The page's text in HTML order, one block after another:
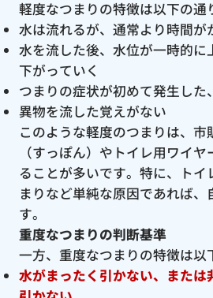
軽度なつまりの特徴は以下の通
水は流れるが、通常より時間が
水を流した後、水位が一時的に
下がっていく
つまりの症状が初めて発生した
異物を流した覚えがない
このような軽度のつまりは、市
（すっぽん）やトイレ用ワイ
ることが多いです。特に、トイ
まりなど単純な原因であれば、
す。
重度なつまりの判断基準
一方、重度なつまりの特徴は以
水がまったく引かない、または